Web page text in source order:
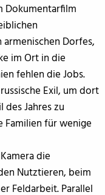
Dokumentarfilm
Dorfes,
im Ort in die
fehlen die Jobs.
Exil, um dort
Jahres zu
für wenige
die
Nutztieren, beim
Feldarbeit. Parallel